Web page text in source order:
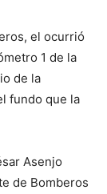
el ocurrió
1 de la
de la
fundo que la
Asenjo
de Bomberos